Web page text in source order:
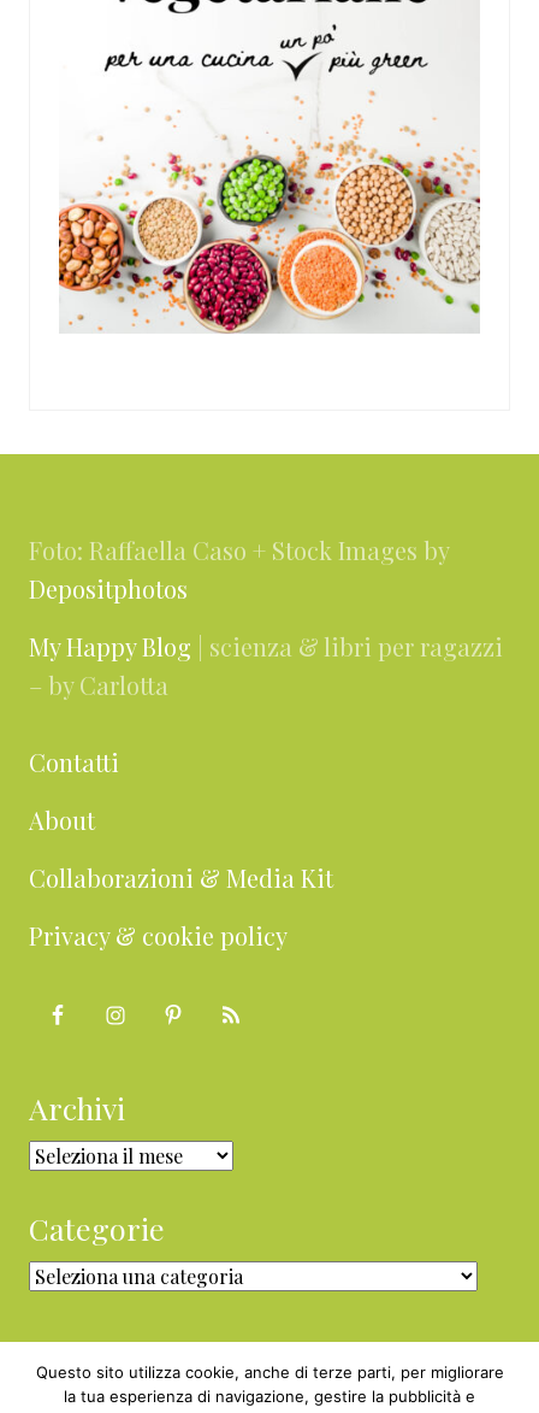
Foto: Raffaella Caso + Stock Images by
Depositphotos
My Happy Blog | scienza & libri per ragazzi
– by Carlotta
Contatti
About
Collaborazioni & Media Kit
Privacy & cookie policy
Archivi
Archivi
Categorie
Categorie
Questo sito utilizza cookie, anche di terze parti, per migliorare
la tua esperienza di navigazione, gestire la pubblicità e